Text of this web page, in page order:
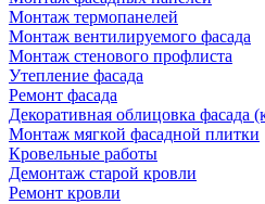
Монтаж термопанелей
Монтаж вентилируемого фасада
Монтаж стенового профлиста
Утепление фасада
Ремонт фасада
Декоративная облицовка фасада
Монтаж мягкой фасадной плитки
Кровельные работы
Демонтаж старой кровли
Ремонт кровли